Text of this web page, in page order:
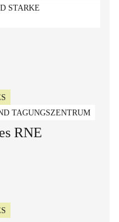
STARKE
TAGUNGSZENTRUM
RNE